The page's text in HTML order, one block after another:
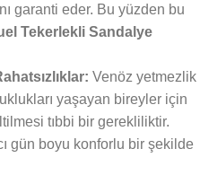
garanti eder. Bu yüzden bu
Tekerlekli Sandalye
Venöz yetmezlik
yaşayan bireyler için
tıbbi bir gerekliliktir.
gün boyu konforlu bir şekilde